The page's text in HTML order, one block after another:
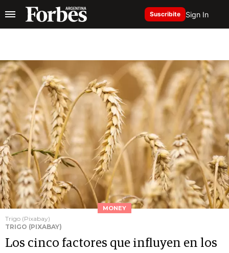
Suscribite Sign In
MONEY
Trigo (Pixabay)
TRIGO (PIXABAY)
Los cinco factores que influyen en los